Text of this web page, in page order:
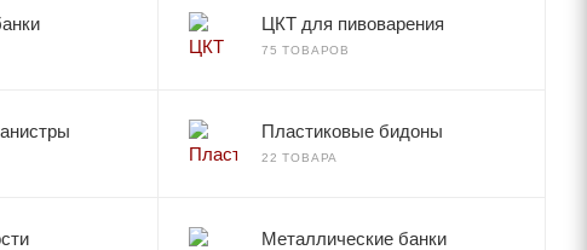
ЦКТ для пивоварения
75 ТОВАРОВ
Пластиковые бидоны
22 ТОВАРА
Металлические банки